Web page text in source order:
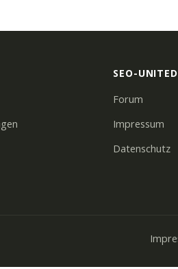
SEO-UNITED
Forum
Impressum
Datenschutz